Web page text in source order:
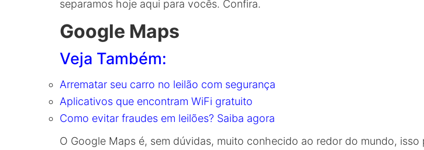
separamos hoje aqui para vocês. Confira.
Google Maps
Veja Também:
Arrematar seu carro no leilão com segurança
Aplicativos que encontram WiFi gratuito
Como evitar fraudes em leilões? Saiba agora
O Google Maps é, sem dúvidas, muito conhecido ao redor do mundo, isso